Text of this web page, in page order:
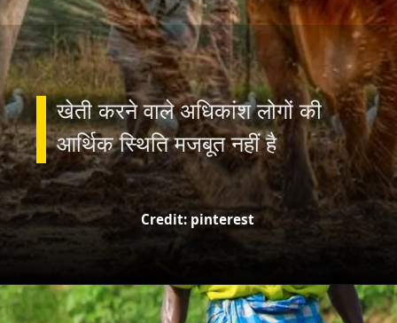
खेती करने वाले अधिकांश लोगों की
आर्थिक स्थिति मजबूत नहीं है
Credit: pinterest